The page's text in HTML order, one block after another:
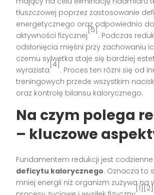
tłuszczowej poprzez zastosowanie
energetycznego oraz odpowiednio
aktywności fizycznej
[5]
. Podczas
odsłonięcia mięśni przy zachowaniu
czemu sylwetka staje się bardziej
wyrazista
[4]
. Proces ten różni się od
treningowych przede wszystkim
oraz kontrolę bilansu kalorycznego.
Na czym polega
– kluczowe
Fundamentem redukcji jest
deficytu kalorycznego. Oznacza to
mniej energii niż organizm zużywa na
[1][2]